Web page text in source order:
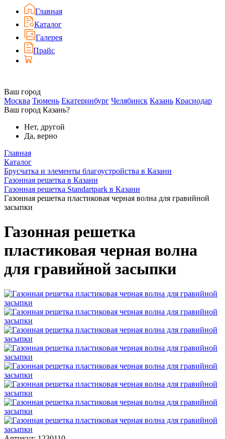
Главная
Каталог
Галерея
Прайс
Ваш город
Москва Тюмень Екатеринбург Челябинск Казань Краснодар
Ваш город Казань?
Нет, другой
Да, верно
Главная
Каталог
Брусчатка и элементы благоустройства в Казани
Газонная решетка в Казани
Газонная решетка Standartpark в Казани
Газонная решетка пластиковая черная волна для гравийной
засыпки
Газонная решетка
пластиковая черная волна
для гравийной засыпки